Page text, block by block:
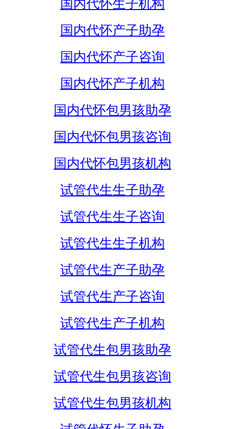
国内代怀生子机构
国内代怀产子助孕
国内代怀产子咨询
国内代怀产子机构
国内代怀包男孩助孕
国内代怀包男孩咨询
国内代怀包男孩机构
试管代生生子助孕
试管代生生子咨询
试管代生生子机构
试管代生产子助孕
试管代生产子咨询
试管代生产子机构
试管代生包男孩助孕
试管代生包男孩咨询
试管代生包男孩机构